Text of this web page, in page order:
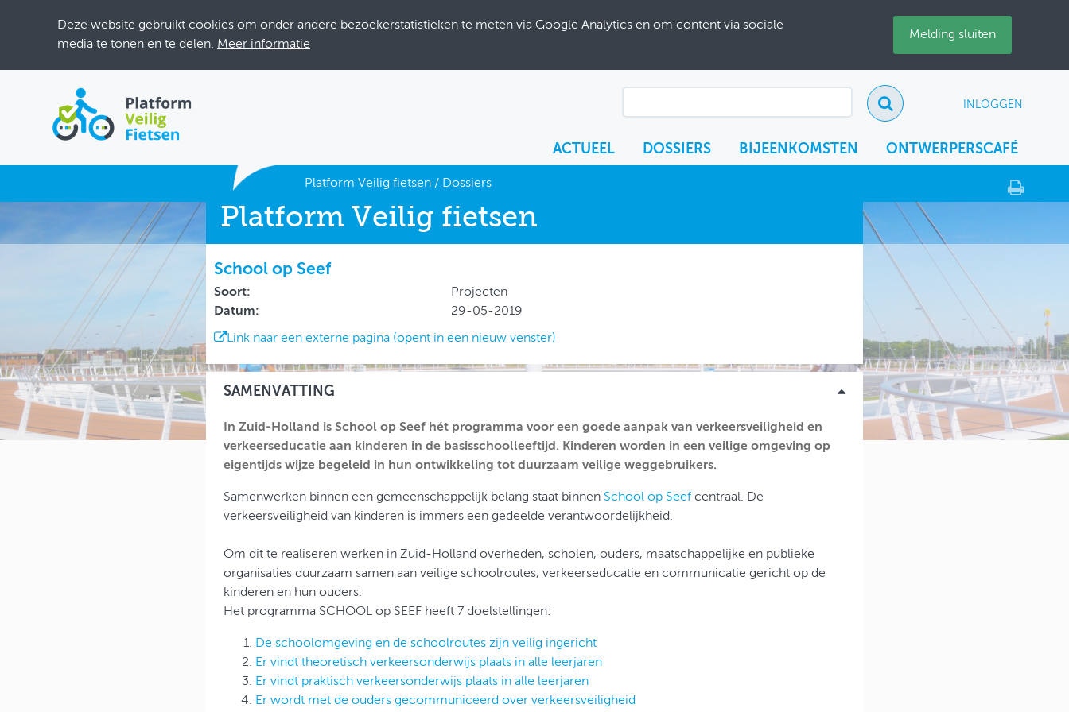
Deze website gebruikt cookies om onder andere bezoekerstatistieken te meten via Google Analytics en om content via sociale
media te tonen en te delen. Meer informatie
Melding sluiten
INLOGGEN
ACTUEEL DOSSIERS BIJEENKOMSTEN ONTWERPERSCAFÉ
BIJEENKOMSTEN
ONTWERPERSCAFÉ
INLOGGEN
Platform Veilig fietsen/ Dossiers
Platform Veilig fietsen
School op Seef
Soort:
Projecten
Datum:
29-05-2019
Link naar een externe pagina (opent in een nieuw venster)
SAMENVATTING
In Zuid-Holland is School op Seef hét programma voor een goede aanpak van verkeersveiligheid en
verkeerseducatie aan kinderen in de basisschoolleeftijd. Kinderen worden in een veilige omgeving op
eigentijds wijze begeleid in hun ontwikkeling tot duurzaam veilige weggebruikers.
Samenwerken binnen een gemeenschappelijk belang staat binnen School op Seef centraal. De
verkeersveiligheid van kinderen is immers een gedeelde verantwoordelijkheid.
Om dit te realiseren werken in Zuid-Holland overheden, scholen, ouders, maatschappelijke en publieke
organisaties duurzaam samen aan veilige schoolroutes, verkeerseducatie en communicatie gericht op de
kinderen en hun ouders.
Het programma SCHOOL op SEEF heeft 7 doelstellingen:
De schoolomgeving en de schoolroutes zijn veilig ingericht
Er vindt theoretisch verkeersonderwijs plaats in alle leerjaren
Er vindt praktisch verkeersonderwijs plaats in alle leerjaren
Er wordt met de ouders gecommuniceerd over verkeersveiligheid